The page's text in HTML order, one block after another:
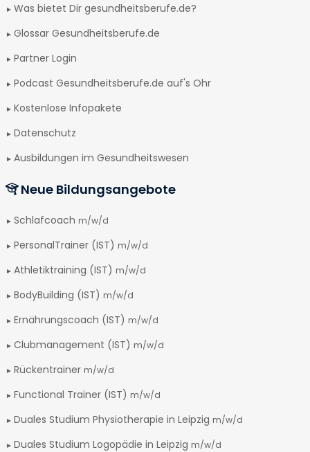
Was bietet Dir gesundheitsberufe.de?
Glossar Gesundheitsberufe.de
Partner Login
Podcast Gesundheitsberufe.de auf's Ohr
Kostenlose Infopakete
Datenschutz
Ausbildungen im Gesundheitswesen
Neue Bildungsangebote
Schlafcoach m/w/d
PersonalTrainer (IST) m/w/d
Athletiktraining (IST) m/w/d
BodyBuilding (IST) m/w/d
Ernährungscoach (IST) m/w/d
Clubmanagement (IST) m/w/d
Rückentrainer m/w/d
Functional Trainer (IST) m/w/d
Duales Studium Physiotherapie in Leipzig m/w/d
Duales Studium Logopädie in Leipzig m/w/d